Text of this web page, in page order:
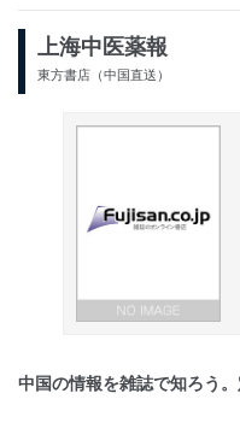
上海中医薬報
東方書店（中国直送）
中国の情報を雑誌で知ろう